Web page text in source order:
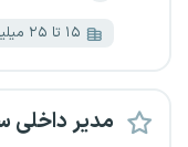
۱۵ تا ۲۵ میلیون تومان
مدیر داخلی